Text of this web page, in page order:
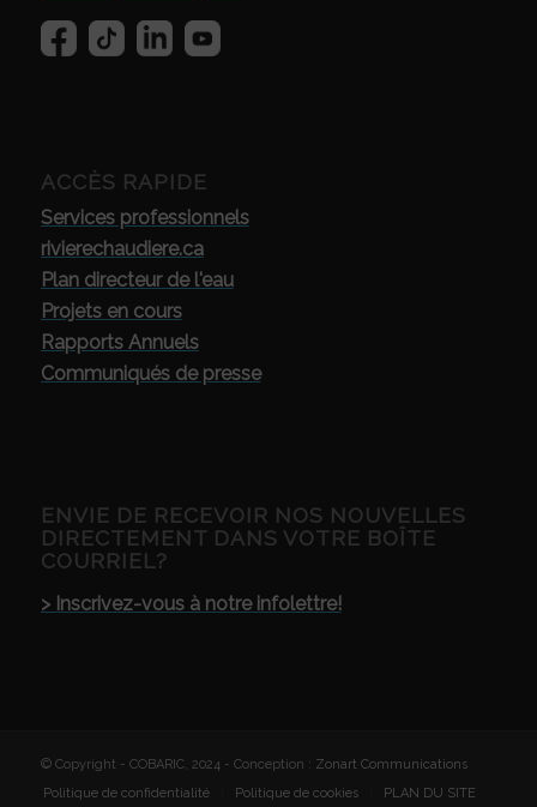
ACCÈS RAPIDE
Services professionnels
rivierechaudiere.ca
Plan directeur de l'eau
Projets en cours
Rapports Annuels
Communiqués de presse
ENVIE DE RECEVOIR NOS NOUVELLES
DIRECTEMENT DANS VOTRE BOÎTE
COURRIEL?
> Inscrivez-vous à notre infolettre!
© Copyright - COBARIC, 2024 - Conception : Zonart Communications
Politique de confidentialité
Politique de cookies PLAN DU SITE